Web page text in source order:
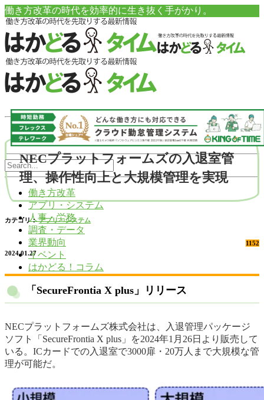
働き方改革の時代を効率的に生き抜く手がかり。
働き方改革
アプリ・システム
人事・労務
調査・データ
業界動向
イベント
はかどる！コラム
NECプラットフォームズの入退室管
理、操作性向上と大規模管理を実現
カテゴリ： アプリ・システム
1152
2024.01.27
「SecureFrontia X plus」リリース
NECプラットフォームズ株式会社は、入退管理パッケージ
ソフト「SecureFrontia X plus」を2024年1月26日より販売して
いる。ICカードでの入退室で3000扉・20万人まで大規模な管
理が可能だ。